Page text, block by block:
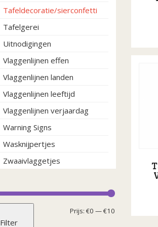
Tafeldecoratie/sierconfetti
Tafelgerei
Uitnodigingen
Vlaggenlijnen effen
Vlaggenlijnen landen
Vlaggenlijnen leeftijd
Vlaggenlijnen verjaardag
Warning Signs
Wasknijpertjes
Zwaaivlaggetjes
Filter
Prijs: €0 —€10